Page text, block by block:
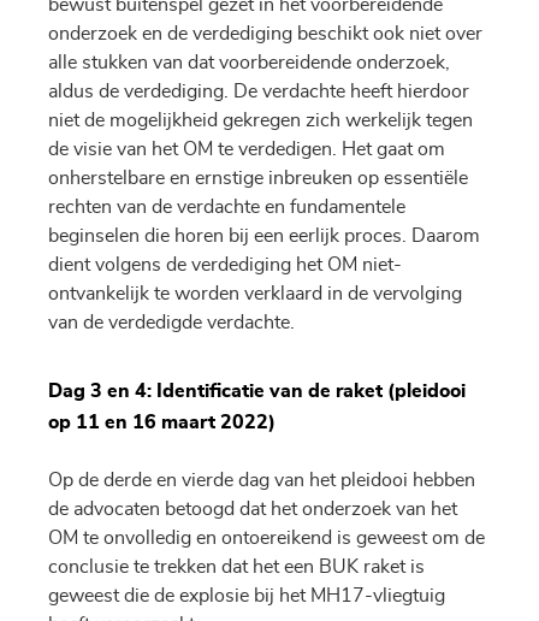
onderzoek en de verdediging beschikt ook niet over
alle stukken van dat voorbereidende onderzoek,
aldus de verdediging. De verdachte heeft hierdoor
niet de mogelijkheid gekregen zich werkelijk tegen
de visie van het OM te verdedigen. Het gaat om
onherstelbare en ernstige inbreuken op essentiële
rechten van de verdachte en fundamentele
beginselen die horen bij een eerlijk proces. Daarom
dient volgens de verdediging het OM niet-
ontvankelijk te worden verklaard in de vervolging
van de verdedigde verdachte.
Dag 3 en 4: Identificatie van de raket (pleidooi
op 11 en 16 maart 2022)
Op de derde en vierde dag van het pleidooi hebben
de advocaten betoogd dat het onderzoek van het
OM te onvolledig en ontoereikend is geweest om de
conclusie te trekken dat het een BUK raket is
geweest die de explosie bij het MH17-vliegtuig